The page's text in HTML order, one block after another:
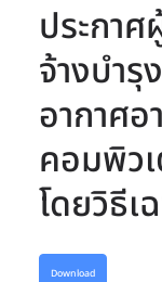
ประกาศ
จ้างบำรุ
อากาศอ
คอมพิว
โดยวิธีเ
Download